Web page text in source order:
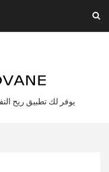
content
يوفر لك تطبيق ريح